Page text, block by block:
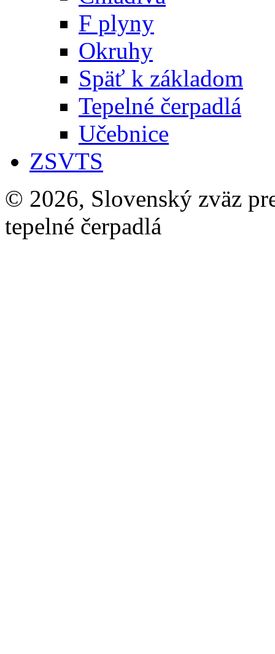
F plyny
Okruhy
Späť k základom
Tepelné čerpadlá
Učebnice
ZSVTS
© 2026, Slovenský zväz
tepelné čerpadlá